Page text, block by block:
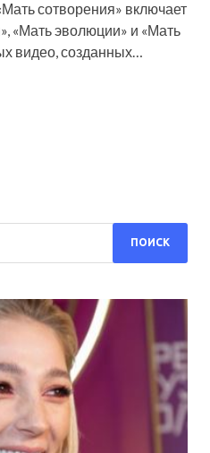
сотворения» включает
«Мать эволюции» и «Мать
видео, созданных…